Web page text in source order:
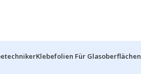
Klebefolien Für Glasoberflächen